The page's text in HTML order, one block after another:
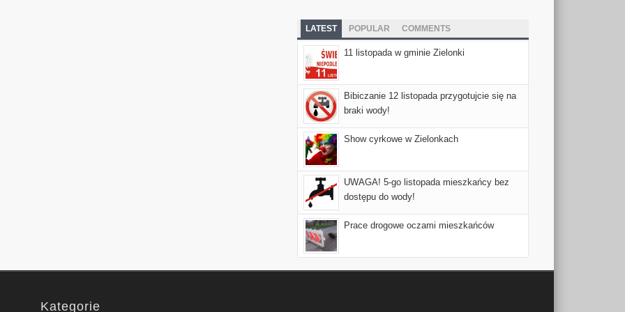
LATEST POPULAR COMMENTS
11 listopada w gminie Zielonki
Bibiczanie 12 listopada przygotujcie się na
braki wody!
Show cyrkowe w Zielonkach
UWAGA! 5-go listopada mieszkańcy bez
dostępu do wody!
Prace drogowe oczami mieszkańców
Kategorie